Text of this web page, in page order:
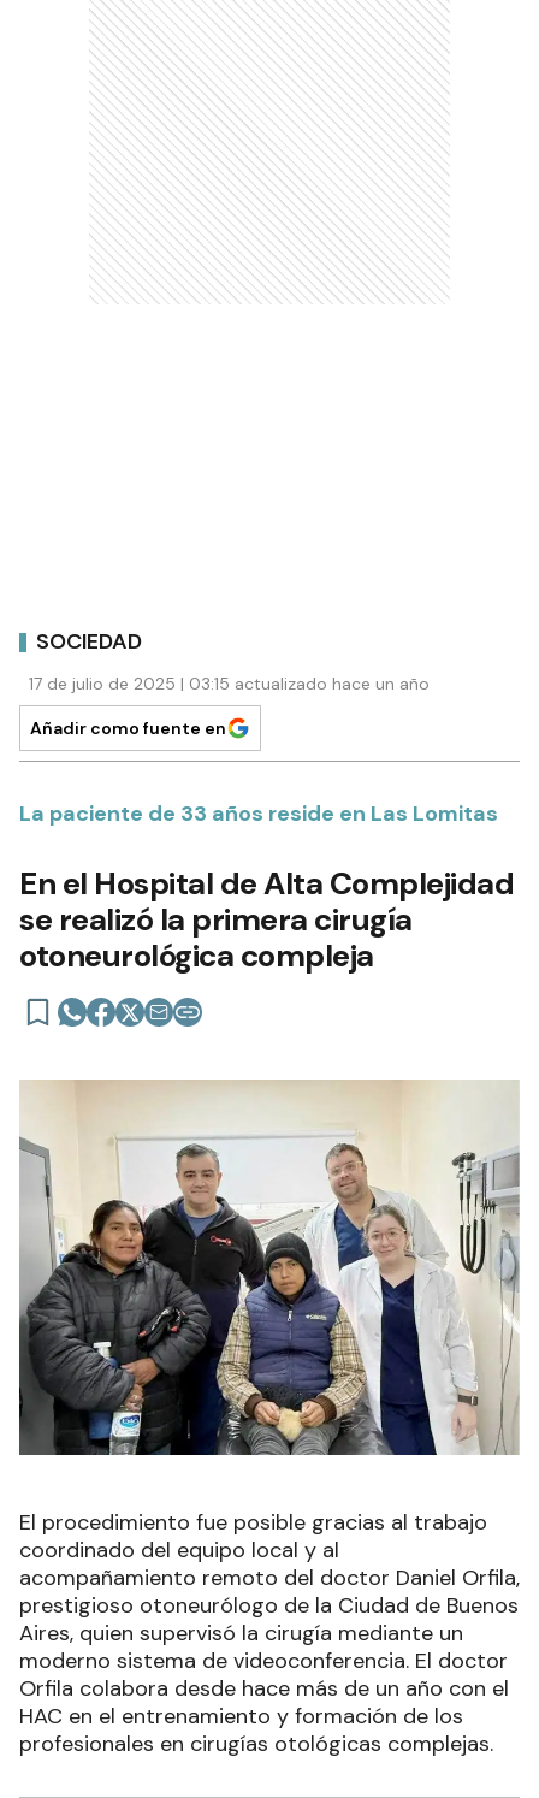
SOCIEDAD
17 de julio de 2025 | 03:15 actualizado hace un año
Añadir como fuente en
La paciente de 33 años reside en Las Lomitas
En el Hospital de Alta Complejidad
se realizó la primera cirugía
otoneurológica compleja
El procedimiento fue posible gracias al trabajo
coordinado del equipo local y al
acompañamiento remoto del doctor Daniel Orfila,
prestigioso otoneurólogo de la Ciudad de Buenos
Aires, quien supervisó la cirugía mediante un
moderno sistema de videoconferencia. El doctor
Orfila colabora desde hace más de un año con el
HAC en el entrenamiento y formación de los
profesionales en cirugías otológicas complejas.